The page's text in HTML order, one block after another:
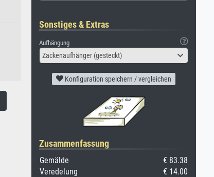
Sonstiges & Extras
Aufhängung
Zackenaufhänger (gesteckt)
Konfiguration speichern / vergleichen
Zusammenfassung
Gemälde
€ 83.38
Veredelung
€ 14.00